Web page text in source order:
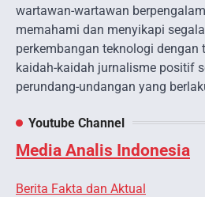
wartawan-wartawan
memahami dan menyikapi
perkembangan teknologi dengan
kaidah-kaidah jurnalisme positif
perundang-undangan yang
Youtube Channel
Media Analis Indonesia
Berita Fakta dan Aktual